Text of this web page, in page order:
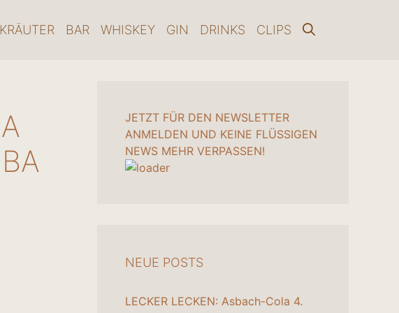
KRÄUTER BAR WHISKEY GIN DRINKS CLIPS
JETZT FÜR DEN NEWSLETTER
ANMELDEN UND KEINE FLÜSSIGEN
NEWS MEHR VERPASSEN!
NEUE POSTS
LECKER LECKEN: Asbach-Cola 4.